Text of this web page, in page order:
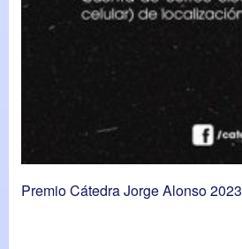
Premio Cátedra Jorge Alonso 2023